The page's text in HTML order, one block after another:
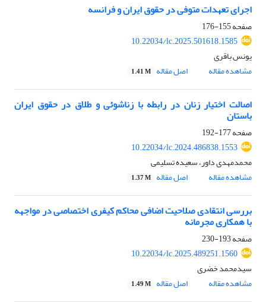
اجرای تعهدات متوفی در حقوق ایران و فرانسه
صفحه155-176
10.22034/lc.2025.501618.1585
یونس باقری
مشاهده مقاله
اصل مقاله 1.41 M
اصالت اختیار زنان در رابطه با زناشوئی و طلاق در حقوق ایران
باستان
صفحه177-192
10.22034/lc.2024.486838.1553
محمدمهدی داور، سعیده تسلیمی
مشاهده مقاله
اصل مقاله 1.37 M
بررسی انتقادی صلاحیت اضافی محاکم کیفری اختصاصی در مواجهه
با همکاری مجرمانه
صفحه193-230
10.22034/lc.2025.489251.1560
سیدمحمد خضری
مشاهده مقاله
اصل مقاله 1.49 M